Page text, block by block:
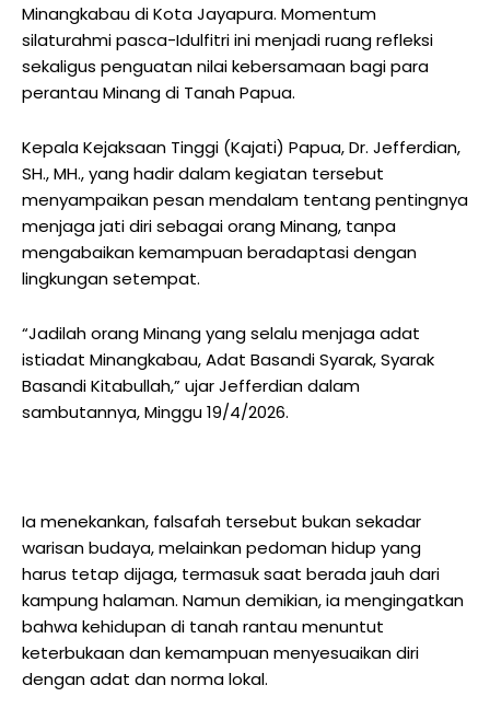
Minangkabau di Kota Jayapura. Momentum
silaturahmi pasca-Idulfitri ini menjadi ruang refleksi
sekaligus penguatan nilai kebersamaan bagi para
perantau Minang di Tanah Papua.
Kepala Kejaksaan Tinggi (Kajati) Papua, Dr. Jefferdian,
SH., MH., yang hadir dalam kegiatan tersebut
menyampaikan pesan mendalam tentang pentingnya
menjaga jati diri sebagai orang Minang, tanpa
mengabaikan kemampuan beradaptasi dengan
lingkungan setempat.
“Jadilah orang Minang yang selalu menjaga adat
istiadat Minangkabau, Adat Basandi Syarak, Syarak
Basandi Kitabullah,” ujar Jefferdian dalam
sambutannya, Minggu 19/4/2026.
Ia menekankan, falsafah tersebut bukan sekadar
warisan budaya, melainkan pedoman hidup yang
harus tetap dijaga, termasuk saat berada jauh dari
kampung halaman. Namun demikian, ia mengingatkan
bahwa kehidupan di tanah rantau menuntut
keterbukaan dan kemampuan menyesuaikan diri
dengan adat dan norma lokal.